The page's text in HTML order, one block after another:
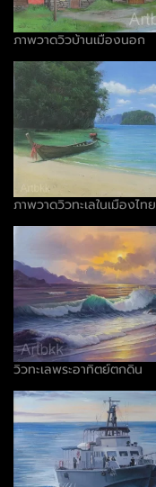
ภาพวาดวิวบ้านเมืองนอก
ภาพวาดวิวทะเลในเมืองไทย
วิวทะเลพระอาทิตย์ตกดิน